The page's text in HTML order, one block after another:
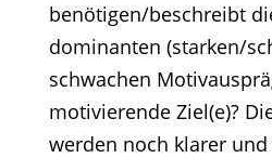
benötigen/beschreibt
dominanten (starken/
schwachen
motivierende Ziel(e)?
werden noch klarer